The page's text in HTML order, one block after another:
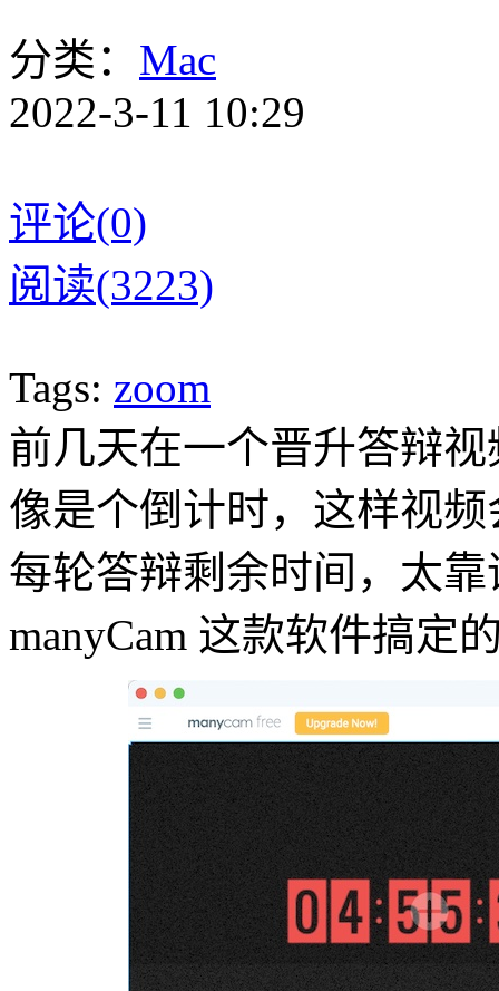
分类： Mac
2022-3-11 10:29
评论(0)
阅读(3223)
Tags: zoom
前几天在一个晋升答辩
像是个倒计时，这样视
每轮答辩剩余时间，太
manyCam 这款软件搞定